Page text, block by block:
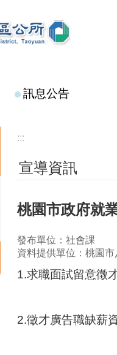
訊息公告
:::
宣導資訊
桃園市政府就
發布單位：社會課
資料提供單位：桃園
1.求職面試留意徵
2.徵才廣告職缺薪